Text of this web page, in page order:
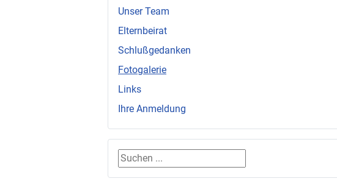
Unser Team
Elternbeirat
Schlußgedanken
Fotogalerie
Links
Ihre Anmeldung
Suchen ...